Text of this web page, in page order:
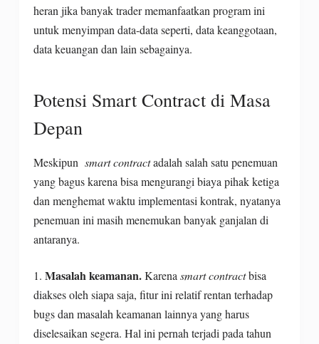
heran jika banyak trader memanfaatkan program ini
untuk menyimpan data-data seperti, data keanggotaan,
data keuangan dan lain sebagainya.
Potensi Smart Contract di Masa
Depan
Meskipun smart contractadalah salah satu penemuan
yang bagus karena bisa mengurangi biaya pihak ketiga
dan menghemat waktu implementasi kontrak, nyatanya
penemuan ini masih menemukan banyak ganjalan di
antaranya.
1. Masalah keamanan.Karenasmart contractbisa
diakses oleh siapa saja, fitur ini relatif rentan terhadap
bugs dan masalah keamanan lainnya yang harus
diselesaikan segera. Hal ini pernah terjadi pada tahun